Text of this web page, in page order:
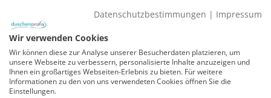
Produkt Anzahl: Gib den gewünschten
In den Warenkorb
Infos
Fragen zum Artikel
Datenschutzbestimmungen | Impressum
Wir verwenden Cookies
Wir können diese zur Analyse unserer Besucherdaten platzieren, um
unsere Webseite zu verbessern, personalisierte Inhalte anzuzeigen und
Ihnen ein großartiges Webseiten-Erlebnis zu bieten. Für weitere
Informationen zu den von uns verwendeten Cookies öffnen Sie die
Einstellungen.